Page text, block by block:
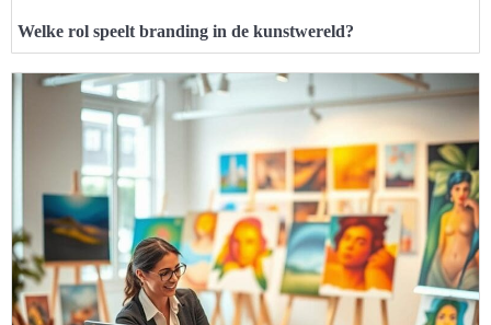
Welke rol speelt branding in de kunstwereld?